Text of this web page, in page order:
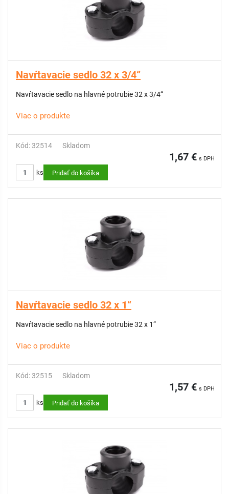
Navŕtavacie sedlo 32 x 3/4“
Navŕtavacie sedlo na hlavné potrubie 32 x 3/4“
Viac o produkte
Kód: 32514 Skladom
1,67 € s DPH
ks Pridať do košíka
Navŕtavacie sedlo 32 x 1“
Navŕtavacie sedlo na hlavné potrubie 32 x 1“
Viac o produkte
Kód: 32515 Skladom
1,57 € s DPH
ks Pridať do košíka